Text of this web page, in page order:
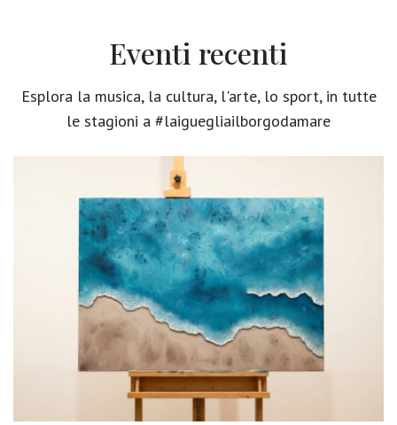
Eventi recenti
Esplora la musica, la cultura, l'arte, lo sport, in tutte
le stagioni a #laiguegliailborgodamare